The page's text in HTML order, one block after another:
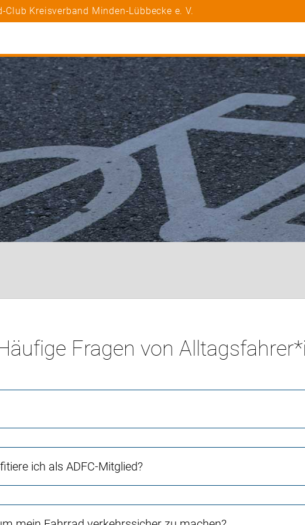
Kreisverband Minden-Lübbecke e. V.
Fragen von
ich als ADFC-Mitglied?